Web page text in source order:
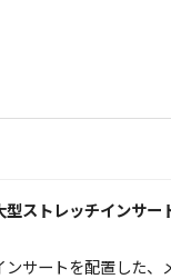
ストレッチインサー
サートを配置した、